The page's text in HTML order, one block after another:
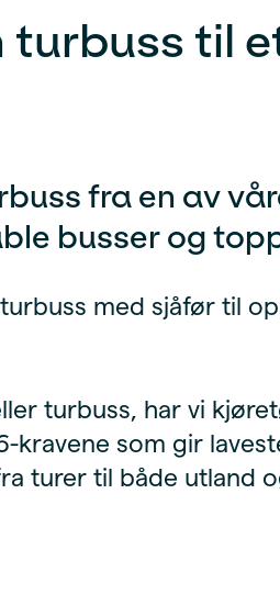
turbuss til
fra en av
busser og
med sjåfør til
turbuss, har vi
kravene som gir
turer til både utland